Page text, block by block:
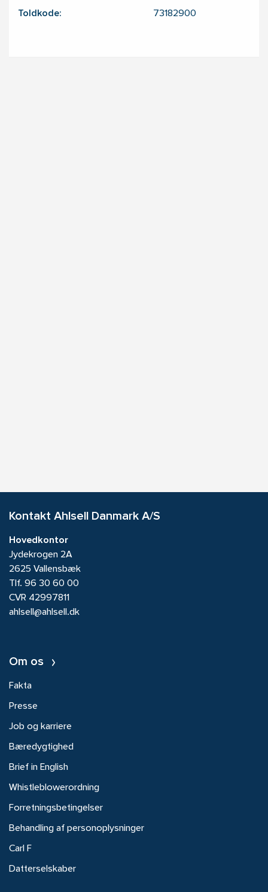
Toldkode: 73182900
Kontakt Ahlsell Danmark A/S
Hovedkontor
Jydekrogen 2A
2625 Vallensbæk
Tlf. 96 30 60 00
CVR 42997811
ahlsell@ahlsell.dk
Om os
Fakta
Presse
Job og karriere
Bæredygtighed
Brief in English
Whistleblowerordning
Forretningsbetingelser
Behandling af personoplysninger
Carl F
Datterselskaber